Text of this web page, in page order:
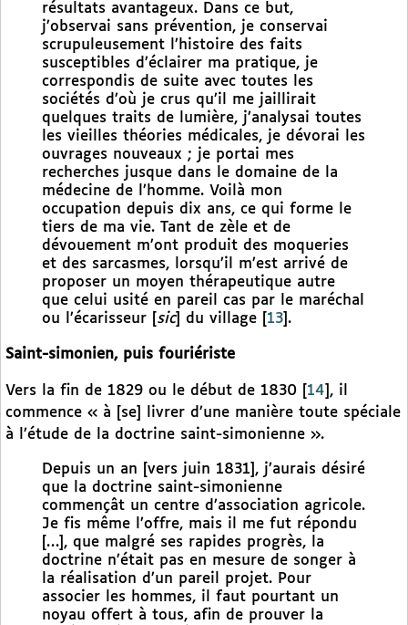
résultats avantageux. Dans ce but,
j’observai sans prévention, je conservai
scrupuleusement l’histoire des faits
susceptibles d’éclairer ma pratique, je
correspondis de suite avec toutes les
sociétés d’où je crus qu’il me jaillirait
quelques traits de lumière, j’analysai toutes
les vieilles théories médicales, je dévorai les
ouvrages nouveaux ; je portai mes
recherches jusque dans le domaine de la
médecine de l’homme. Voilà mon
occupation depuis dix ans, ce qui forme le
tiers de ma vie. Tant de zèle et de
dévouement m’ont produit des moqueries
et des sarcasmes, lorsqu’il m’est arrivé de
proposer un moyen thérapeutique autre
que celui usité en pareil cas par le maréchal
ou l’écarisseur [ sic] du village 13 .
Saint-simonien, puis fouriériste
Vers la fin de 1829 ou le début de 1830 14 , il
commence « à [se] livrer d’une manière toute spéciale
à l’étude de la doctrine saint-simonienne ».
Depuis un an [vers juin 1831], j’aurais désiré
que la doctrine saint-simonienne
commençât un centre d’association agricole.
Je fis même l’offre, mais il me fut répondu
[…], que malgré ses rapides progrès, la
doctrine n’était pas en mesure de songer à
la réalisation d’un pareil projet. Pour
associer les hommes, il faut pourtant un
noyau offert à tous, afin de prouver la